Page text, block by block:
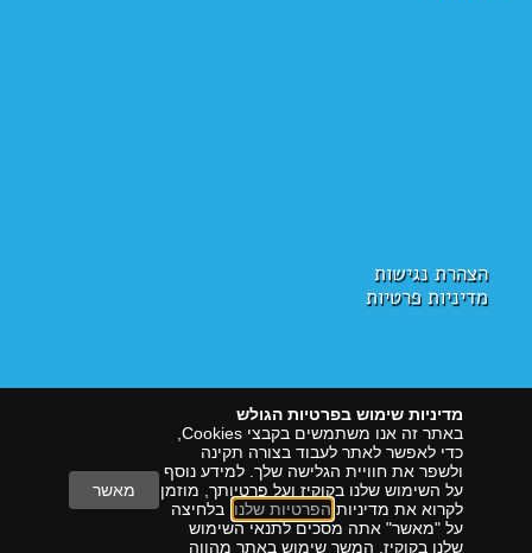
הצהרת נגישות
מדיניות פרטיות
הראל דיגיטלשיווק עם תוצאות
מדיניות שימוש בפרטיות הגולש
כדי לאפשר לאתר לעבוד בצורה תקינה
ולשפר את חוויית הגלישה שלך. למידע נוסף
על השימוש שלנו בקוקיז ועל פרטיותך, מוזמן
לקרוא את מדיניות הפרטיות שלנו . בלחיצה
על "מאשר" אתה מסכים לתנאי השימוש
שלנו בקוקיז. המשך שימוש באתר מהווה
מאשר